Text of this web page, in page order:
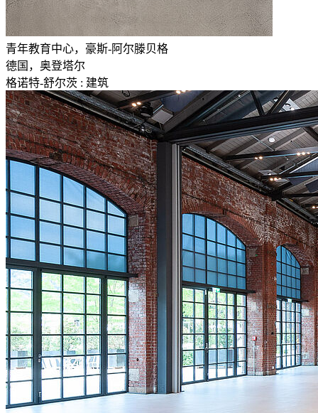
青年教育中心，豪斯-阿尔滕贝格
德国，奥登塔尔
格诺特-舒尔茨 : 建筑